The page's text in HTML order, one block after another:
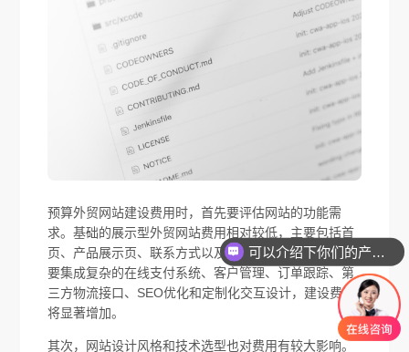
预算外贸网站建设费用时，首先要评估网站的功能需
求。基础的展示型外贸网站费用相对较低，主要包括首
页、产品展示页、联系方式以及多语言支持。而如果需
要集成复杂的在线支付系统、客户管理、订单跟踪、第
三方物流接口、SEO优化和定制化交互设计，建设费用
将显著增加。
其次，网站设计风格和技术选型也对费用有较大影响。